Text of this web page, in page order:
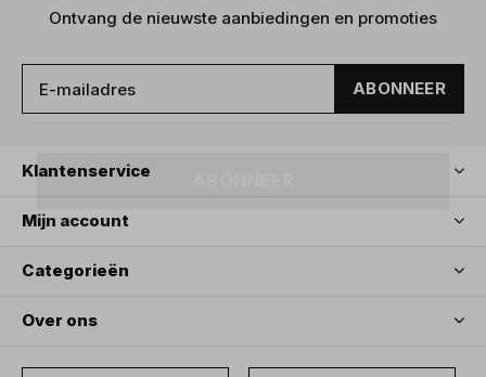
Ontvang de nieuwste aanbiedingen en promoties
ABONNEER
Klantenservice
Mijn account
Categorieën
Over ons